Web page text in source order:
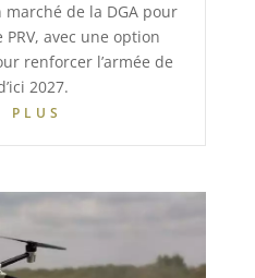
de la DGA pour
PRV, avec une option
renforcer l’armée de
2027.
PLUS